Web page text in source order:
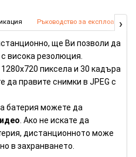
КУПИ›
Ръководство за експлоатация
ще Ви позволи да
висока резолюция.
пиксела и 30 кадъра
да правите снимки в JPEG с
батерия можете да
. Ако не искате да
дистанционното може
в захранването.